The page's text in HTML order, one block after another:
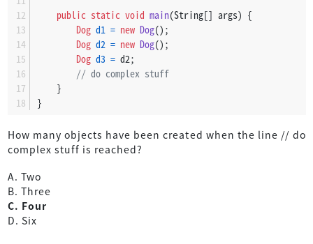
public static void main(String[] args) {
Dog d1 = new Dog();
Dog d2 = new Dog();
Dog d3 = d2;
// do complex stuff
    }
}
How many objects have been created when the line // do
complex stuff is reached?
A. Two
B. Three
C. Four
D. Six